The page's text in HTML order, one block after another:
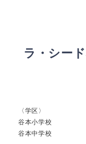
ラ・シー
〈学区〉
谷本小学校
谷本中学校